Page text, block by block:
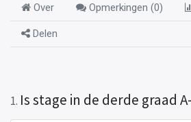
Over Opmerkingen (0)
Delen
1. Is stage in de derde graad